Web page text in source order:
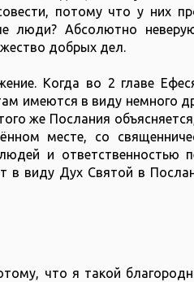
потому что у них
люди? Абсолютно
добрых дел.
Когда во 2 главе
имеются в виду немного
же Послания
месте, со
и ответственностью
в виду Дух Святой в
что я такой